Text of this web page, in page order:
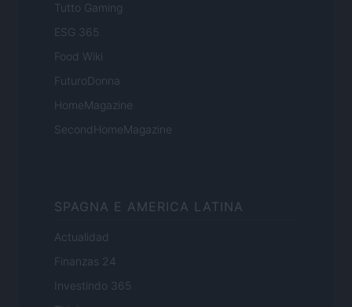
Tutto Gaming
ESG 365
Food Wiki
FuturoDonna
HomeMagazine
SecondHomeMagazine
SPAGNA E AMERICA LATINA
Actualidad
Finanzas 24
Investindo 365